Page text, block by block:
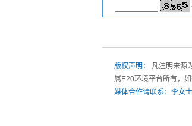
版权声明：
凡注明来源
属E20环境平台所有，
媒体合作请联系：李女